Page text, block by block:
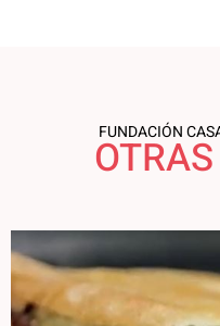
FUNDACIÓN